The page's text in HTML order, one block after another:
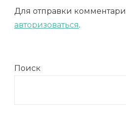
Для отправки
авторизоваться.
Поиск